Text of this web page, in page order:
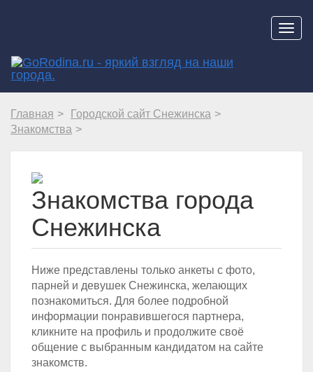
Главная
Городской сайт Снежинска
Знакомства
Знакомства города
Снежинска
Ниже представлены только анкеты с фото,
парней и девушек Снежинска, желающих
познакомиться. Для более подробной
информации понравившегося партнера,
кликните на профиль и продолжите своё
общение с выбранным кандидатом на сайте
знакомств.